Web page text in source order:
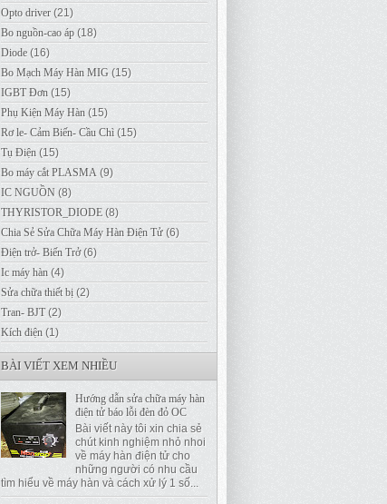
Opto driver (21)
Bo nguồn-cao áp (18)
Diode (16)
Bo Mạch Máy Hàn MIG (15)
IGBT Đơn (15)
Phụ Kiện Máy Hàn (15)
Rơ le- Cảm Biến- Cầu Chì (15)
Tụ Điện (15)
Bo máy cắt PLASMA (9)
IC NGUỒN (8)
THYRISTOR_DIODE (8)
Chia Sẻ Sửa Chữa Máy Hàn Điện Tử (6)
Điện trở- Biến Trở (6)
Ic máy hàn (4)
Sửa chữa thiết bị (2)
Tran- BJT (2)
Kích điện (1)
BÀI VIẾT XEM NHIỀU
Hướng dẫn sửa chữa máy hàn
điện tử báo lỗi đèn đỏ OC
Bài viết này tôi xin chia sẻ
chút kinh nghiệm nhỏ nhoi
về máy hàn điện tử cho
những người có nhu cầu
tìm hiểu về máy hàn và cách xử lý 1 số...